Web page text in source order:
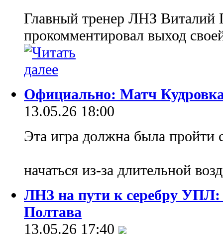
Главный тренер ЛНЗ Виталий
прокомментировал выход
Официально: Матч Кудровка
13.05.26 18:00
Эта игра должна была пройти
начаться из-за длительной
ЛНЗ на пути к серебру УПЛ:
Полтава
13.05.26 17:40